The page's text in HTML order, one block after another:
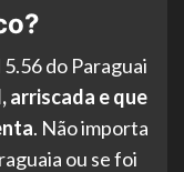
do Paraguai
arriscada e que
. Não importa
ou se foi